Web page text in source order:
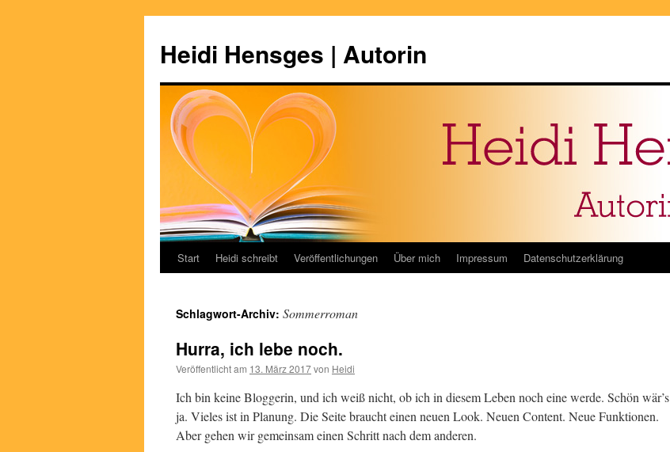
springen
Heidi Hensges | Autorin
Start Heidi schreibt Veröffentlichungen Über mich Impressum Datenschutzerklärung
Schlagwort-Archiv: Sommerroman
Hurra, ich lebe noch.
Veröffentlicht am 13. März 2017von Heidi
Ich bin keine Bloggerin, und ich weiß nicht, ob ich in diesem Leben noch eine werde. Schön wär’s
ja. Vieles ist in Planung. Die Seite braucht einen neuen Look. Neuen Content. Neue Funktionen.
Aber gehen wir gemeinsam einen Schritt nach dem anderen.